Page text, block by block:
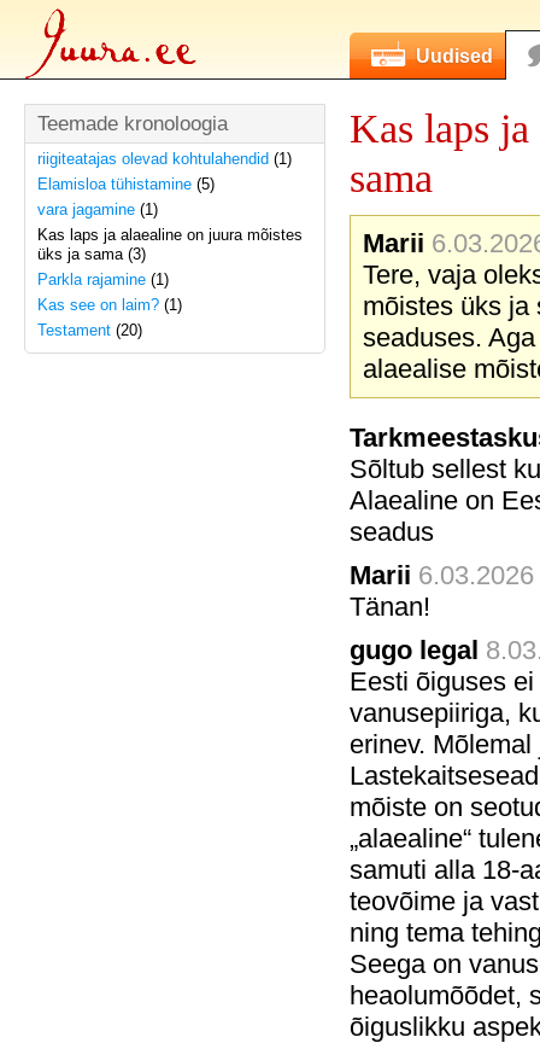
Uudised
Teemade kronoloogia
riigiteatajas olevad kohtulahendid (1)
Elamisloa tühistamine (5)
vara jagamine (1)
Kas laps ja alaealine on juura mõistes
üks ja sama (3)
Parkla rajamine (1)
Kas see on laim? (1)
Testament (20)
Kas laps
sama
Marii
Tere, vaja
mõistes üks ja
seaduses.
alaealise
Sõltub sellest
Alaealine on
seadus
Marii
Tänan!
gugo legal
Eesti õiguses ei
vanusepiiriga,
erinev.
mõiste on
„alaealine“
samuti alla 18-
teovõime ja
ning tema
Seega on
heaolumõõdet,
õiguslikku